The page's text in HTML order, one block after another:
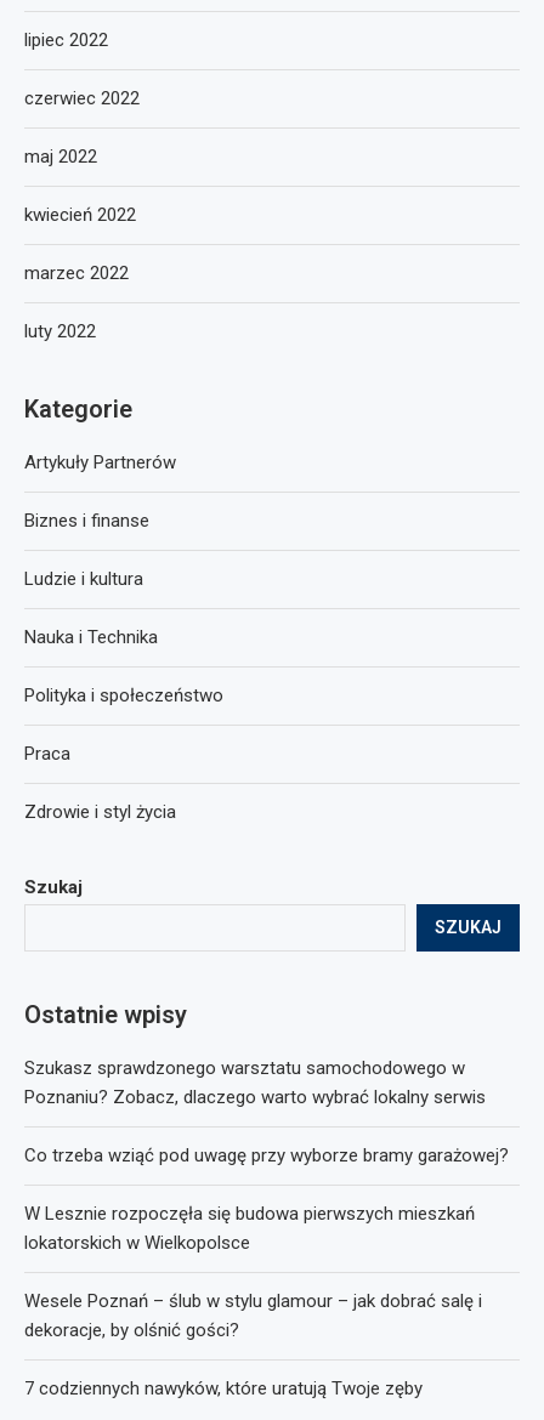
Szukaj
SZUKAJ
Ostatnie wpisy
Szukasz sprawdzonego warsztatu samochodowego w
Poznaniu? Zobacz, dlaczego warto wybrać lokalny serwis
Co trzeba wziąć pod uwagę przy wyborze bramy garażowej?
W Lesznie rozpoczęła się budowa pierwszych mieszkań
lokatorskich w Wielkopolsce
Wesele Poznań – ślub w stylu glamour – jak dobrać salę i
dekoracje, by olśnić gości?
7 codziennych nawyków, które uratują Twoje zęby
lipiec 2022
czerwiec 2022
maj 2022
kwiecień 2022
marzec 2022
luty 2022
Kategorie
Artykuły Partnerów
Biznes i finanse
Ludzie i kultura
Nauka i Technika
Polityka i społeczeństwo
Praca
Zdrowie i styl życia